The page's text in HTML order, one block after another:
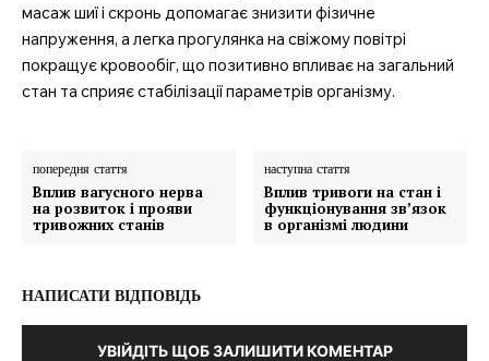
масаж шиї і скронь допомагає знизити фізичне
напруження, а легка прогулянка на свіжому повітрі
покращує кровообіг, що позитивно впливає на загальний
стан та сприяє стабілізації параметрів організму.
попередня стаття
Вплив вагусного нерва
на розвиток і прояви
тривожних станів
наступна стаття
Вплив тривоги на стан і
функціонування зв’язок
в організмі людини
НАПИСАТИ ВІДПОВІДЬ
УВІЙДІТЬ ЩОБ ЗАЛИШИТИ КОМЕНТАР